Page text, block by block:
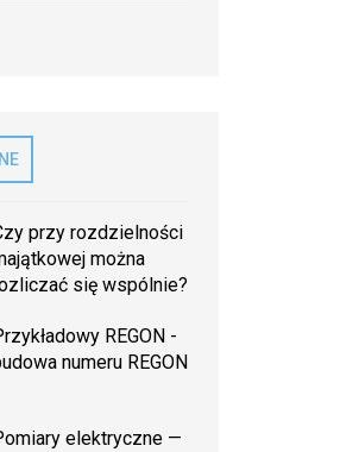
przy rozdzielności
można
się wspólnie?
REGON -
numeru REGON
elektryczne —